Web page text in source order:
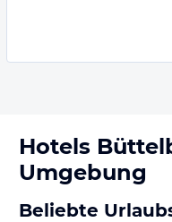
Hotels
Umgebung
Beliebte